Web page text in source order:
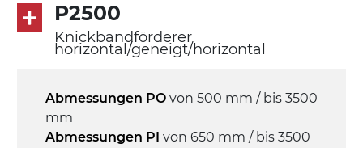
direkt, Zug (linke Seite),
Untersetzungsgetriebe mit Kupplung, 3-
phasiger Asynchronmotor für
3Ph
Geschwindigkeit
P2500
Knickbandförderer
horizontal/geneigt/horizontal
Abmessungen PO von 500 mm / bis 3500
mm
Abmessungen PI von 650 mm / bis 3500